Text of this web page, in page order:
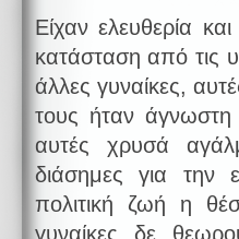
Είχαν ελευθερία
κατάσταση από τις
άλλες γυναίκες,
τους ήταν άγνωστη
αυτές χρυσά
διάσημες για την
πολιτική ζωή η
γυναίκες δε